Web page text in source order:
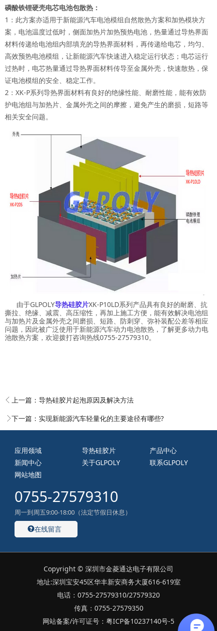
磷酸铁锂硬壳电芯电池包散热：
1：此方案亦适用于新能源汽车电池模组自然散热方案和加热模块方
案，电池温度过低时，侧面加热片加热预热电池，热量通过导热界面
材料传递给电池组内部填充的导热界面材料，再传递给电芯，均匀、
高效预热电池模组，让新能源汽车快速进入稳定运行状态；电芯运行
过热时，电芯热量通过导热界面材料传导至金属外壳，快速散热，保
证电池模组的安全、稳定工作。
2：XK-P系列导热界面材料有良好的绝缘性能、耐磨性能，能有效防
护电池组与加热片、金属外壳之间的摩擦，避免产生的磨损，短路等
相关安全问题。
由于GLPOLY导热硅胶片XK-P10LD系列产品具有良好的耐磨、抗
撕拉、绝缘、减震、高压缩性，再加上施工方便，能有效解决电池组
与加热片及金属外壳之间磨损、短路、防刺穿、弥补装配公差等相应
问题，因此被广泛使用于新能源汽车动力电池散热，了解更多动力电
池散热方案，欢迎拨打咨询热线0755-27579310。
上一篇： 导热硅胶片起泡原因及解决方法
下一篇： 实现新能源汽车轻量化的主要途径有哪些?
应用领域 导热硅胶片
产品中心
新闻中心
关于GLPOLY
联系GLPOLY
网站地图
0755-27579310
周一到周五9:00-18:00（法定节假日休息）
在线留言
Copyright © 深圳市金菱通达电子有限公司
地址:深圳宝安45区华丰新安商务大厦616-619室
电话：0755-27579310/27579320
传真：0755-27579350
网站备案/许可证号：粤ICP备10237140号-5